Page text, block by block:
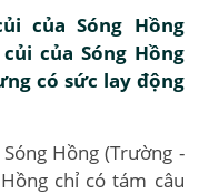
của Sóng Hồng
của Sóng Hồng
có sức lay động
Hồng (Trường -
chỉ có tám câu